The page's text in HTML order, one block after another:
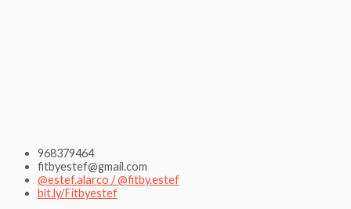
968379464
fitbyestef@gmail.com
@estef.alarco / @fitby.estef
bit.ly/Fitbyestef